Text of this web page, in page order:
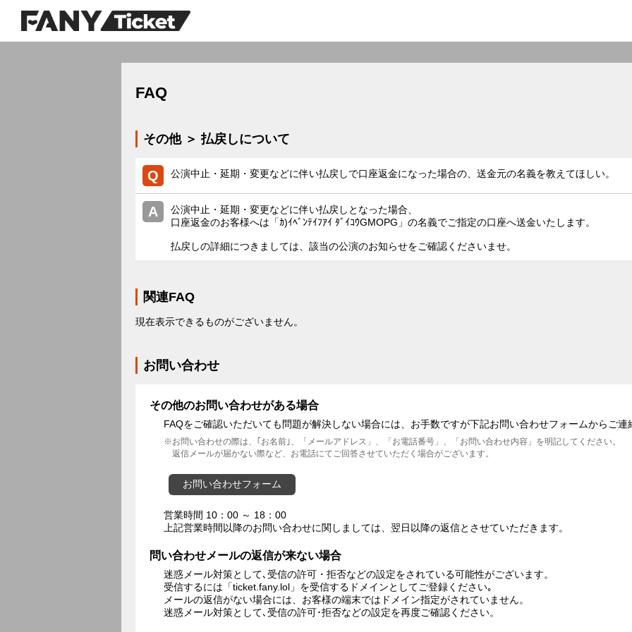
FAQ
その他 ＞ 払戻しについて
公演中止・延期・変更などに伴い払戻しで口座返金になった場合の、送金元の名義を教えてほしい。
公演中止・延期・変更などに伴い払戻しとなった場合、
口座返金のお客様へは「ｶ)ｲﾍﾞﾝﾃｲﾌｱｲ ﾀﾞｲｺｳGMOPG」の名義でご指定の口座へ送金いたします。
払戻しの詳細につきましては、該当の公演のお知らせをご確認くださいませ。
関連FAQ
現在表示できるものがございません。
お問い合わせ
その他のお問い合わせがある場合
FAQをご確認いただいても問題が解決しない場合には、お手数ですが下記お問い合わせフォームからご連
お問い合わせの際は、｢お名前｣、「メールアドレス」、「お電話番号」、「お問い合わせ内容」を明記してください。
返信メールが届かない際など、お電話にてご回答させていただく場合がございます。
お問い合わせフォーム
営業時間 10：00 ～ 18：00
上記営業時間以降のお問い合わせに関しましては、翌日以降の返信とさせていただきます。
問い合わせメールの返信が来ない場合
迷惑メール対策として､受信の許可・拒否などの設定をされている可能性がございます。
受信するには「ticket.fany.lol」を受信するドメインとしてご登録ください｡
メールの返信がない場合には、お客様の端末ではドメイン指定がされていません。
迷惑メール対策として､受信の許可･拒否などの設定を再度ご確認ください。